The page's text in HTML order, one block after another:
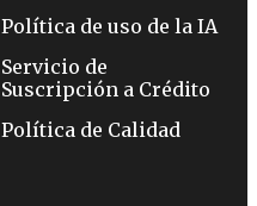
Política de uso de la IA
Servicio de
Suscripción a Crédito
Política de Calidad